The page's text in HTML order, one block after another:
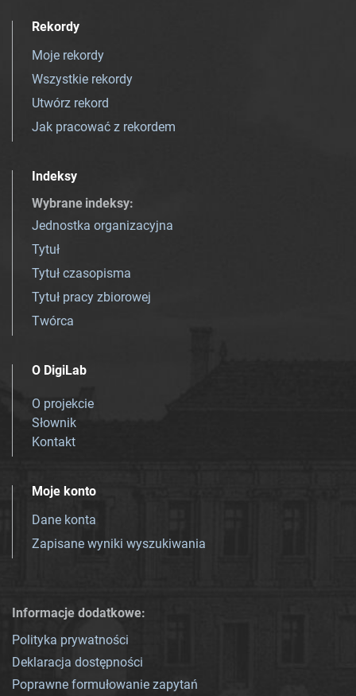
Rekordy
Moje rekordy
Wszystkie rekordy
Utwórz rekord
Jak pracować z rekordem
Indeksy
Wybrane indeksy:
Jednostka organizacyjna
Tytuł
Tytuł czasopisma
Tytuł pracy zbiorowej
Twórca
O DigiLab
O projekcie
Słownik
Kontakt
Moje konto
Dane konta
Zapisane wyniki wyszukiwania
Informacje dodatkowe:
Polityka prywatności
Deklaracja dostępności
Poprawne formułowanie zapytań